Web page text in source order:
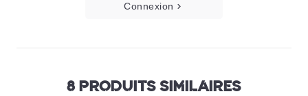
Connexion
8 PRODUITS SIMILAIRES